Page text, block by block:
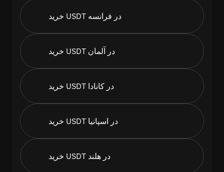
خرید USDT در فرانسه
خرید USDT در آلمان
خرید USDT در کانادا
خرید USDT در اسپانیا
خرید USDT در هلند